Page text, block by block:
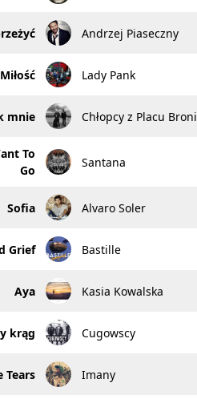
Andrzej Piaseczny
Miłość Lady Pank
mnie Chłopcy z Placu Broni
To
Go
Santana
Sofia Alvaro Soler
Grief Bastille
Aya Kasia Kowalska
krąg Cugowscy
Tears Imany